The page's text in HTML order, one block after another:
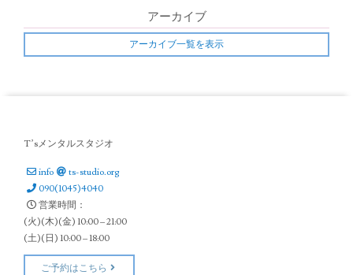
アーカイブ
アーカイブ一覧を表示
T’sメンタルスタジオ
info
ts-studio.org
090(1045)4040
営業時間：
(火)(木)(金) 10:00 – 21:00
(土)(日) 10:00 – 18:00
ご予約はこちら